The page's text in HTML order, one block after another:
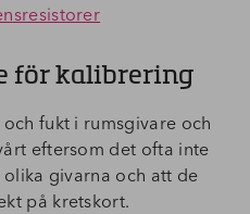
för kalibrering
fukt i rumsgivare och
eftersom det ofta inte
givarna och att de
på kretskort.